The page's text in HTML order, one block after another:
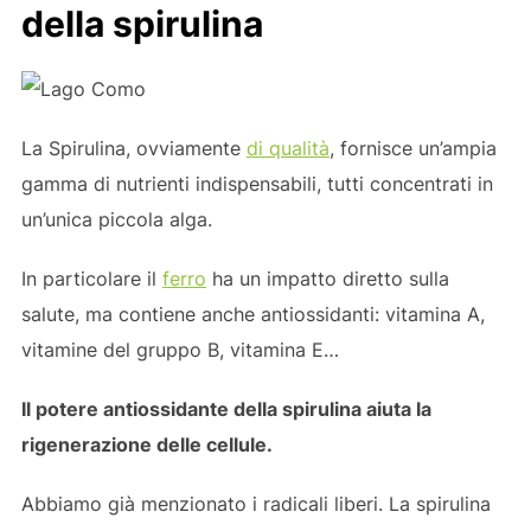
della spirulina
La Spirulina, ovviamente di qualità, fornisce un’ampia
gamma di nutrienti indispensabili, tutti concentrati in
un’unica piccola alga.
In particolare il ferro ha un impatto diretto sulla
salute, ma contiene anche antiossidanti: vitamina A,
vitamine del gruppo B, vitamina E…
Il potere antiossidante della spirulina aiuta la
rigenerazione delle cellule.
Abbiamo già menzionato i radicali liberi. La spirulina